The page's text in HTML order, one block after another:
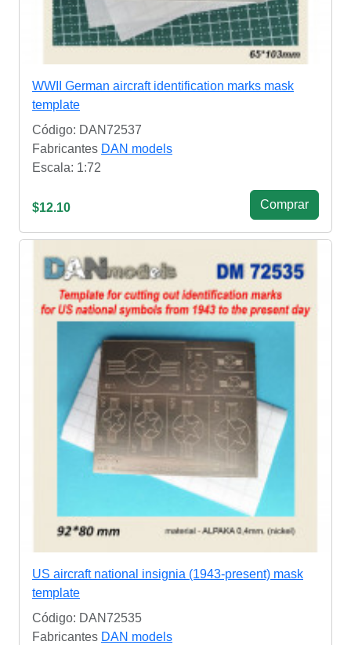
WWII German aircraft identification marks mask
template
Código: DAN72537
Fabricantes DAN models
Escala: 1:72
$12.10 Сomprar
US aircraft national insignia (1943-present) mask
template
Código: DAN72535
Fabricantes DAN models